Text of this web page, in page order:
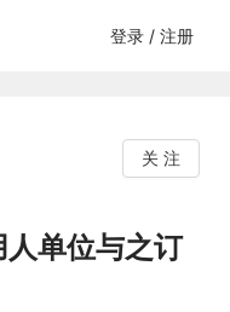
登录 / 注册
关 注
单位与之订